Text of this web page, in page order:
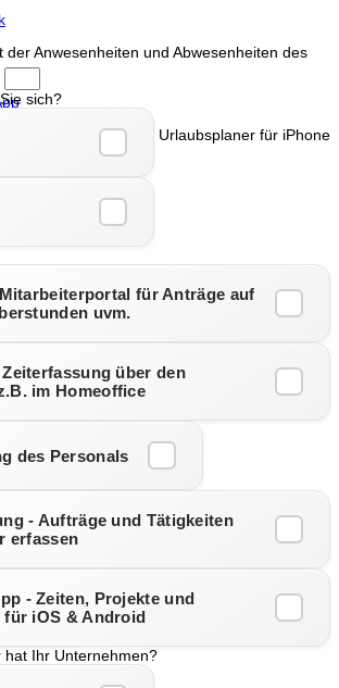
der Anwesenheiten und Abwesenheiten des
Projekterfassung und Urlaubsplaner für iPhone
sich?
für Anträge auf
uvm.
über den
im Homeoffice
des Personals
- Aufträge und Tätigkeiten
erfassen
- Zeiten, Projekte und
für iOS & Android
hat Ihr Unternehmen?